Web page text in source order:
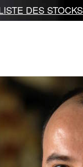
DES STOCKS